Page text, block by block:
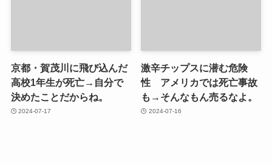
京都・賀茂川に飛び込んだ
高校1年生が死亡→自分で
決めたことだからね。
2024-07-17
激辛チップスに潜む危険
性 アメリカでは死亡事故
も→そんなもん売るなよ。
2024-07-16